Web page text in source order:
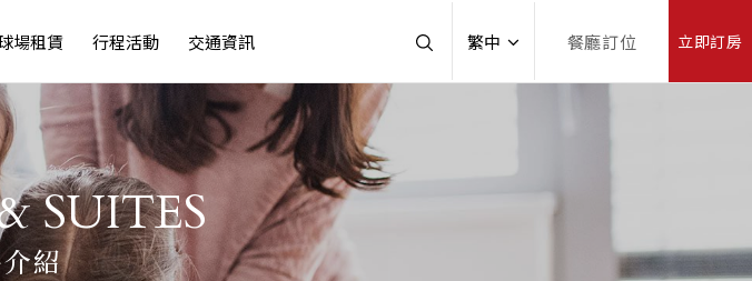
場租賃 行程活動 交通資訊 繁中 餐廳訂位 立即訂房
SUITES
紹